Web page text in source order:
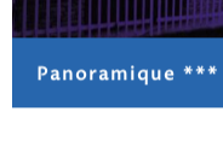
Panoramique ***